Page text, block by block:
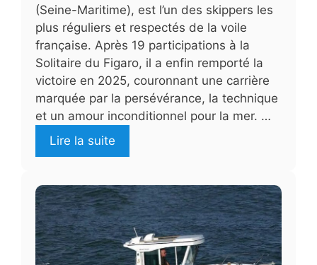
(Seine-Maritime), est l’un des skippers les
plus réguliers et respectés de la voile
française. Après 19 participations à la
Solitaire du Figaro, il a enfin remporté la
victoire en 2025, couronnant une carrière
marquée par la persévérance, la technique
et un amour inconditionnel pour la mer. …
Lire la suite